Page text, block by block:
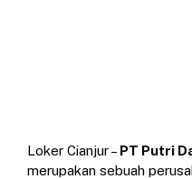
Loker Cianjur – PT Putri
merupakan sebuah